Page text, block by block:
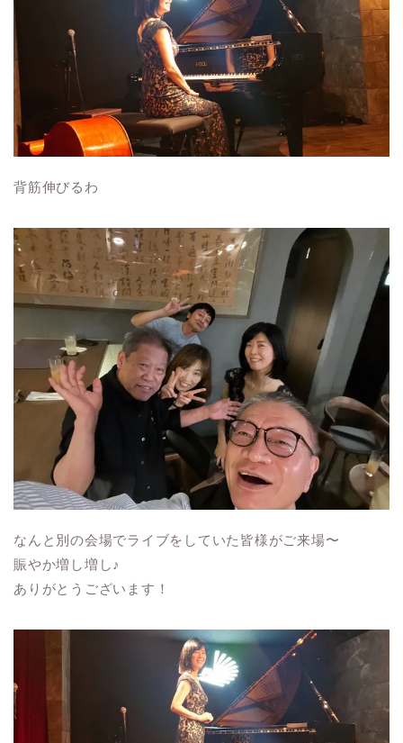
背筋伸びるわ
なんと別の会場でライブをしていた皆様がご来場〜
賑やか増し増し♪
ありがとうございます！